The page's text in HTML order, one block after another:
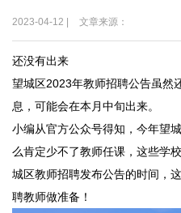
2023-04-12 | 文章来源：
还没有出来
望城区2023年教师招聘公告虽然
息，可能会在本月中旬出来。
小编从官方公众号得知，今年望
么肯定少不了教师任课，这些学
城区教师招聘发布公告的时间，
聘教师做准备！